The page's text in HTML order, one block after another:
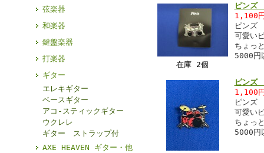
弦楽器
和楽器
鍵盤楽器
打楽器
ギター
エレキギター
ベースギター
アコ-スティックギター
ウクレレ
ギター ストラップ付
AXE HEAVEN ギター・他
在庫 2個
ピン
1,100
ピン
可愛い
ちょっ
5000円
ピン
1,100
ピン
可愛い
ちょっ
5000円